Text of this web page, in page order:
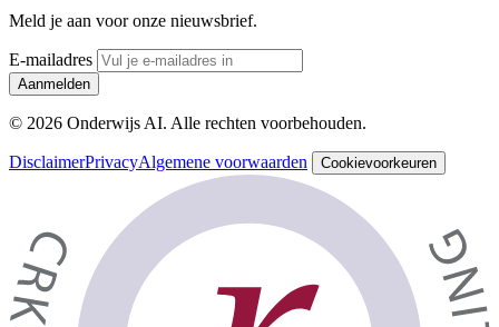
Meld je aan voor onze nieuwsbrief.
E-mailadres
Aanmelden
© 2026 Onderwijs AI. Alle rechten voorbehouden.
DisclaimerPrivacyAlgemene voorwaarden Cookievoorkeuren